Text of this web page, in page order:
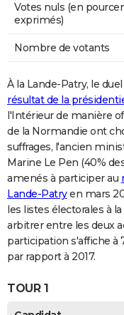
Votes nuls (en
exprimés)
Nombre de votants
À la Lande-Patry, le
résultat de la
l'Intérieur de manière
de la Normandie ont
suffrages, l'ancien
Marine Le Pen (40%
amenés à participer au
Lande-Patryen mars
les listes électorales à
arbitrer entre les deux
participation s'affiche à
par rapport à 2017.
TOUR 1